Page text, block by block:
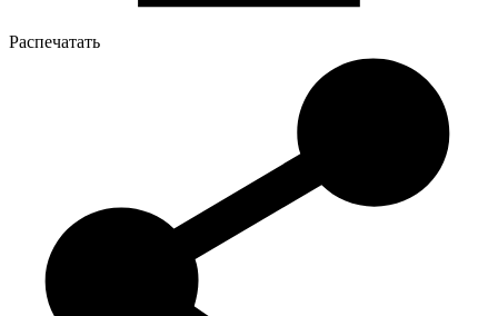
Распечатать